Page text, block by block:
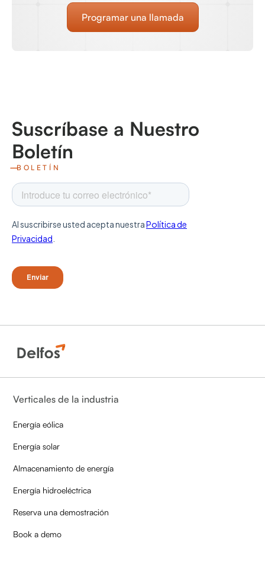
Programar una llamada
Suscríbase a Nuestro
Boletín
BOLETÍN
Verticales de la industria
Energía eólica
Energía solar
Almacenamiento de energía
Energía hidroeléctrica
Reserva una demostración
Book a demo